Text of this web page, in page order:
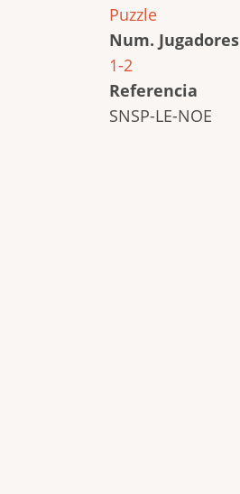
Puzzle
Num. Jugadores
1-2
Referencia
SNSP-LE-NOE